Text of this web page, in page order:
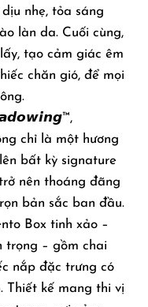
nhẹ, tỏa sáng
làn da. Cuối cùng,
tạo cảm giác êm
chăn gió, để mọi
chỉ là một hương
bất kỳ signature
nên thoáng đãng
bản sắc ban đầu.
Box tinh xảo –
trọng – gồm chai
nắp đặc trưng có
Thiết kế mang thi vị